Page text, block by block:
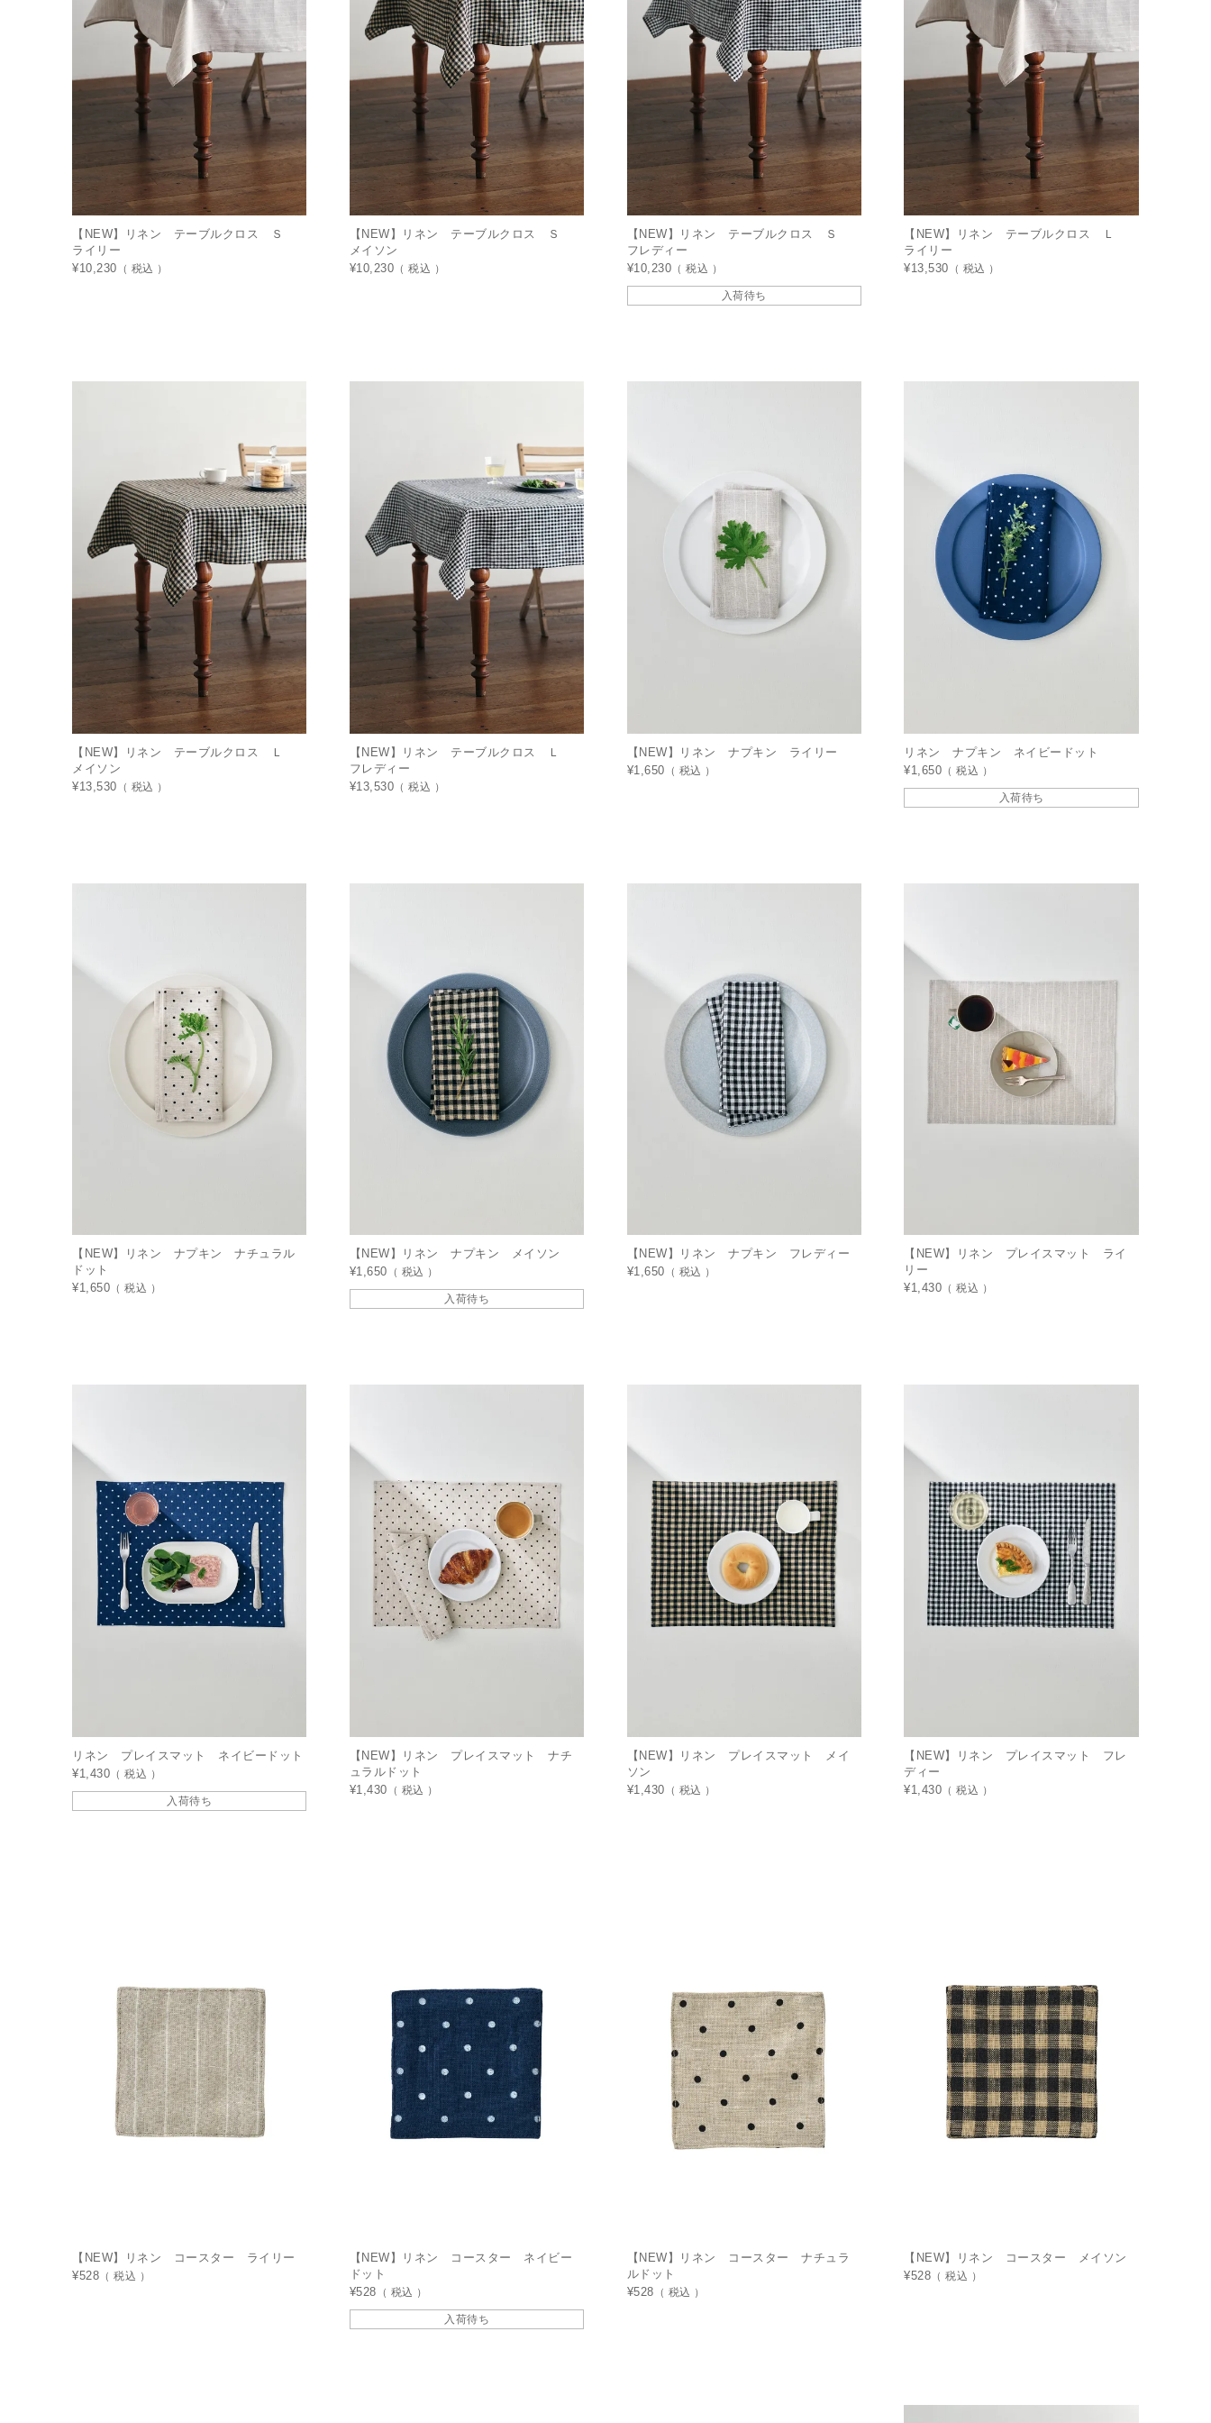
【NEW】リネン テーブルクロス Ｓ
ライリー
¥10,230 税込
【NEW】リネン テーブルクロス Ｓ
メイソン
¥10,230 税込
【NEW】リネン テーブルクロス Ｓ
フレディー
¥10,230 税込
入荷待ち
【NEW】リネン テーブルクロス Ｌ
ライリー
¥13,530 税込
【NEW】リネン テーブルクロス Ｌ
メイソン
¥13,530 税込
【NEW】リネン テーブルクロス Ｌ
フレディー
¥13,530 税込
【NEW】リネン ナプキン ライリー
¥1,650 税込
リネン ナプキン ネイビードット
¥1,650 税込
入荷待ち
【NEW】リネン ナプキン ナチュラル
ドット
¥1,650 税込
【NEW】リネン ナプキン メイソン
¥1,650 税込
入荷待ち
【NEW】リネン ナプキン フレディー
¥1,650 税込
【NEW】リネン プレイスマット ライ
リー
¥1,430 税込
リネン プレイスマット ネイビードット
¥1,430 税込
入荷待ち
【NEW】リネン プレイスマット ナチ
ュラルドット
¥1,430 税込
【NEW】リネン プレイスマット メイ
ソン
¥1,430 税込
【NEW】リネン プレイスマット フレ
ディー
¥1,430 税込
【NEW】リネン コースター ライリー
¥528 税込
【NEW】リネン コースター ネイビー
ドット
¥528 税込
入荷待ち
【NEW】リネン コースター ナチュラ
ルドット
¥528 税込
【NEW】リネン コースター メイソン
¥528 税込